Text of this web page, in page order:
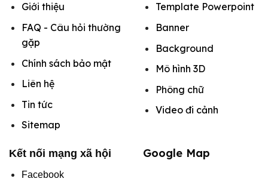
Giới thiệu
FAQ - Câu hỏi thường
gặp
Chính sách bảo mật
Liên hệ
Tin tức
Sitemap
Template Powerpoint
Banner
Background
Mô hình 3D
Phông chữ
Video đi cảnh
Kết nối mạng xã hội
Facebook
Google Map